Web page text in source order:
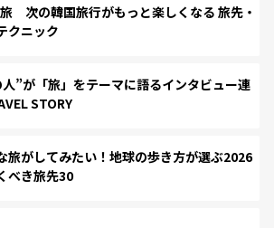
次の韓国旅行がもっと楽しくなる 旅先・
クニック
”が「旅」をテーマに語るインタビュー連
STORY
旅がしてみたい！地球の歩き方が選ぶ2026
べき旅先30